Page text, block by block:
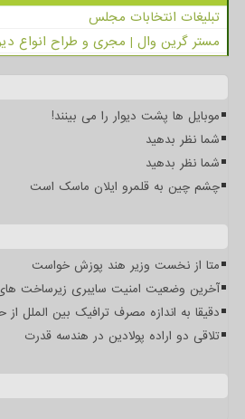
تبلیغات انتخابات مجلس
مستر گرین وال | مجری و طراح انواع
موبایل ها پشت دیوار را می بینند!
شما نظر بدهید
شما نظر بدهید
چشم چین به قلمرو ایلان ماسک است
متا از نخست وزیر هند پوزش خواست
آخرین وضعیت امنیت سایبری زیرساخت
دقیقا به اندازه مصرف ترافیک بین الملل
تلاقی دو اراده پولادین در هندسه قدرت